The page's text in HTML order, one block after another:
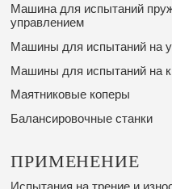
Машина для испытаний
управлением
Машины для испытаний на
Машины для испытаний на
Маятниковые коперы
Балансировочные станки
ПРИМЕНЕНИЕ
Испытания на трение и